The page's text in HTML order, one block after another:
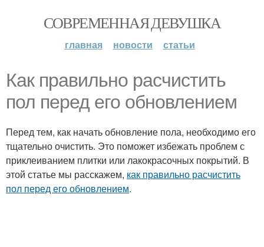
СОВРЕМЕННАЯ ДЕВУШКА
главная новости статьи
Как правильно расчистить
пол перед его обновлением
Перед тем, как начать обновление пола, необходимо его
тщательно очистить. Это поможет избежать проблем с
приклеиванием плитки или лакокрасочных покрытий. В
этой статье мы расскажем, как правильно расчистить
пол перед его обновлением.